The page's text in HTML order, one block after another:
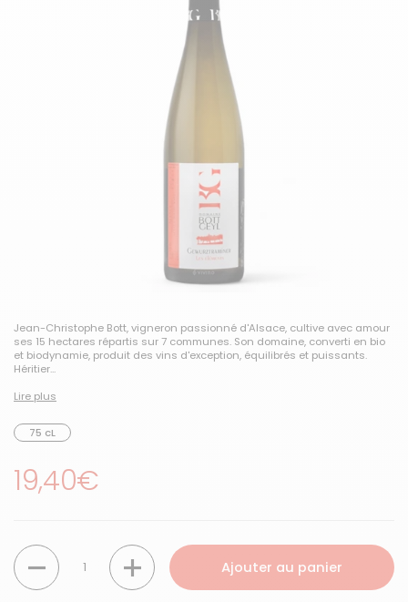
Jean-Christophe Bott, vigneron passionné d'Alsace, cultive avec amour
ses 15 hectares répartis sur 7 communes. Son domaine, converti en bio
et biodynamie, produit des vins d'exception, équilibrés et puissants.
Héritier...
Lire plus
75 cL
Prix régulier
19,40€
Quantité
Ajouter au panier